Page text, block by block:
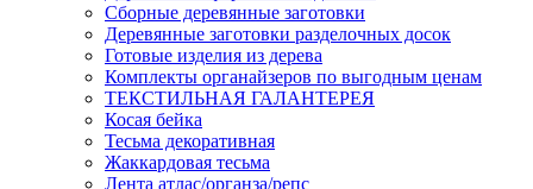
Сборные деревянные заготовки
Деревянные заготовки разделочных досок
Готовые изделия из дерева
Комплекты органайзеров по выгодным ценам
ТЕКСТИЛЬНАЯ ГАЛАНТЕРЕЯ
Косая бейка
Тесьма декоративная
Жаккардовая тесьма
Лента атлас/органза/репс